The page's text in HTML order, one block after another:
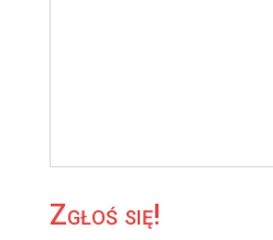
Zgłoś się!